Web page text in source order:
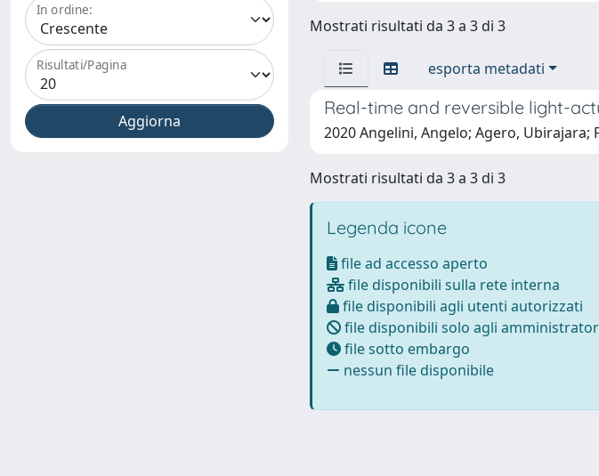
In ordine:
Risultati/Pagina
Mostrati risultati da 3 a 3 di 3
esporta metadati
Real-time and reversible light-
2020 Angelini, Angelo; Agero, Ubirajara;
Mostrati risultati da 3 a 3 di 3
Legenda icone
file ad accesso aperto
file disponibili sulla rete interna
file disponibili agli utenti autorizzati
file disponibili solo agli
file sotto embargo
nessun file disponibile